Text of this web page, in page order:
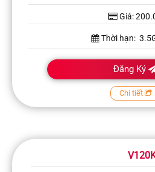
Giá:
Thời hạn:
Đăng Ký
Chi tiết